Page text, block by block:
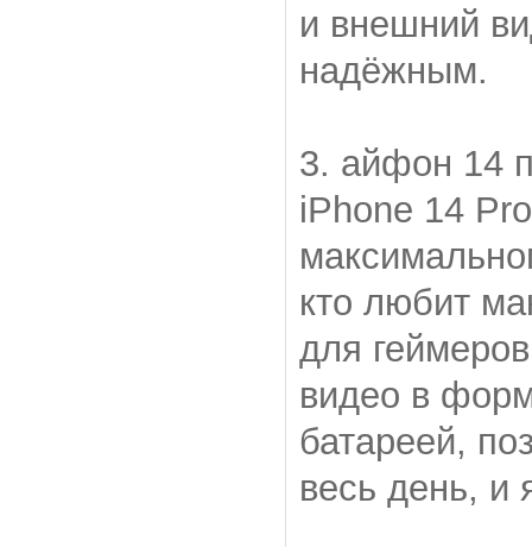
и внешний
надёжным.
3. айфон 14
iPhone 14
кто любит
для
видео в
батареей,
весь день, и